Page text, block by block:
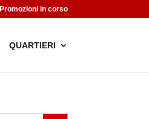
Promozioni in corso
QUARTIERI